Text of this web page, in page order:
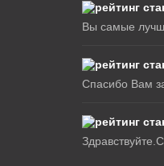
Вы самые
Спасибо Вам